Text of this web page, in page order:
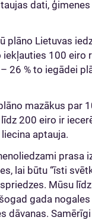
dati,
plāno Lietuvas
iekļauties 100 eiro
26 % to iegādei
mazākus par
200 eiro ir
aptauja.
prasa
lai būtu “īsti
Mūsu
gada
dāvanas.